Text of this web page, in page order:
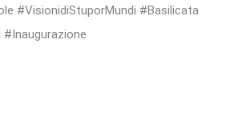
#VisionidiStuporMundi #Basilicata